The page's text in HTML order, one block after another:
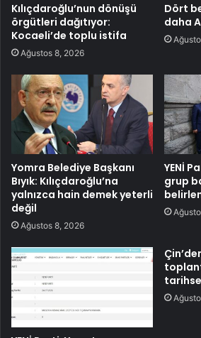
Kılıçdaroğlu’nun dönüşü
örgütleri dağıtıyor:
Kocaeli’de toplu istifa
Ağustos 8, 2026
Dört
daha
Yomra Belediye Başkanı
Bıyık: Kılıçdaroğlu’na
yalnızca hain demek yeterli
değil
Ağustos 8, 2026
YENİ
grup